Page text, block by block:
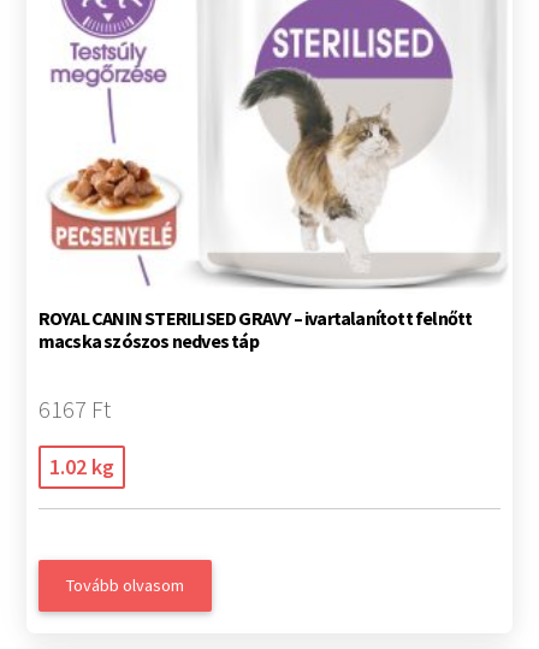
ROYAL CANIN STERILISED GRAVY – ivartalanított felnőtt
macska szószos nedves táp
6167 Ft
1.02 kg
Tovább olvasom